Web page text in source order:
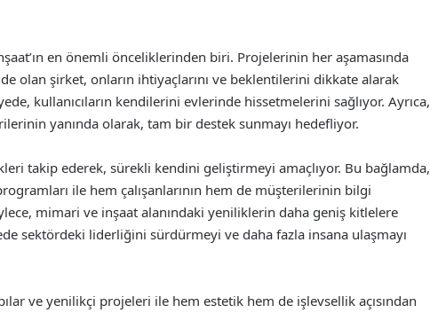
en önemli önceliklerinden biri. Projelerinin her aşamasında
olan şirket, onların ihtiyaçlarını ve beklentilerini dikkate alarak
kullanıcıların kendilerini evlerinde hissetmelerini sağlıyor. Ayrıca,
yanında olarak, tam bir destek sunmayı hedefliyor.
takip ederek, sürekli kendini geliştirmeyi amaçlıyor. Bu bağlamda,
ile hem çalışanlarının hem de müşterilerinin bilgi
mimari ve inşaat alanındaki yeniliklerin daha geniş kitlelere
sektördeki liderliğini sürdürmeyi ve daha fazla insana ulaşmayı
ve yenilikçi projeleri ile hem estetik hem de işlevsellik açısından